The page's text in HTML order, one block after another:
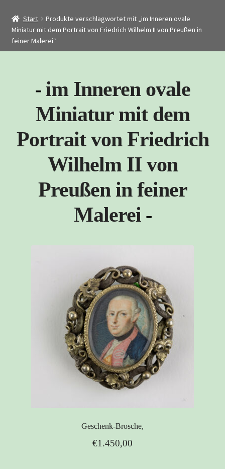
Shop
Restaurierung
Start
Produkte verschlagwortet mit „im Inneren ovale
Miniatur mit dem Portrait von Friedrich Wilhelm II von Preußen in
feiner Malerei“
im Inneren ovale
Miniatur mit dem
Portrait von Friedrich
Wilhelm II von
Preußen in feiner
Malerei
Geschenk-Brosche,
€1.450,00